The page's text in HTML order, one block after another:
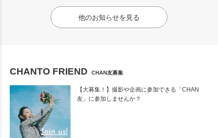
他のお知らせを見る
CHANTO FRIEND CHAN友募集
【大募集！】撮影や企画に参加できる「CHAN
友」に参加しませんか？